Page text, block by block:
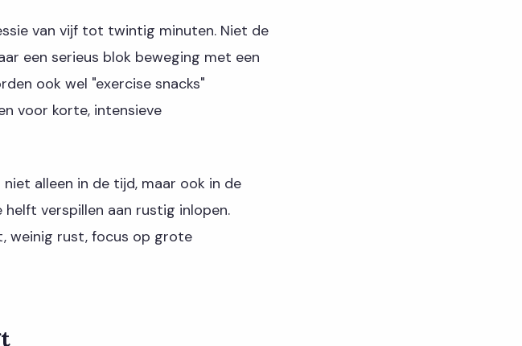
van vijf tot twintig minuten. Niet de
een serieus blok beweging met een
ook wel "exercise snacks"
voor korte, intensieve
alleen in de tijd, maar ook in de
verspillen aan rustig inlopen.
weinig rust, focus op grote